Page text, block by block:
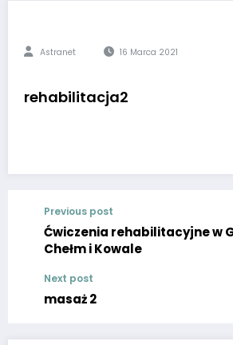
Astranet 16 Marca 2021
rehabilitacja2
Previous post
Ćwiczenia rehabilitacyjne w
Chełm i Kowale
Next post
masaż 2